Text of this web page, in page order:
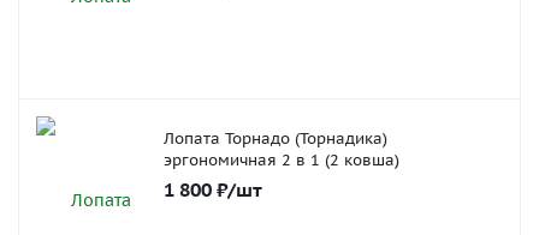
Лопата Торнадо (Торнадика)
эргономичная 2 в 1 (2 ковша)
1 800 ₽/шт